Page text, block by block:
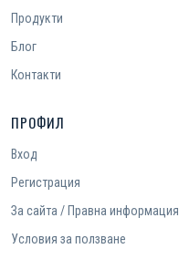
Продукти
Блог
Контакти
ПРОФИЛ
Вход
Регистрация
За сайта / Правна информация
Условия за ползване